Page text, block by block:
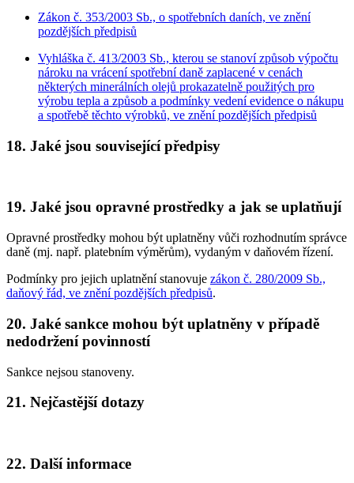
Zákon č. 353/2003 Sb., o spotřebních daních, ve znění
pozdějších předpisů
Vyhláška č. 413/2003 Sb., kterou se stanoví způsob výpočtu
nároku na vrácení spotřební daně zaplacené v cenách
některých minerálních olejů prokazatelně použitých pro
výrobu tepla a způsob a podmínky vedení evidence o nákupu
a spotřebě těchto výrobků, ve znění pozdějších předpisů
18. Jaké jsou související předpisy
19. Jaké jsou opravné prostředky a jak se uplatňují
Opravné prostředky mohou být uplatněny vůči rozhodnutím správce
daně (mj. např. platebním výměrům), vydaným v daňovém řízení.
Podmínky pro jejich uplatnění stanovuje zákon č. 280/2009 Sb.,
daňový řád, ve znění pozdějších předpisů.
20. Jaké sankce mohou být uplatněny v případě
nedodržení povinností
Sankce nejsou stanoveny.
21. Nejčastější dotazy
22. Další informace